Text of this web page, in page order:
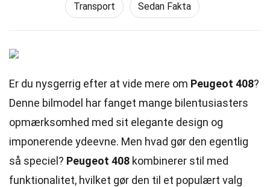
Transport Sedan Fakta
Er du nysgerrig efter at vide mere om Peugeot 408?
Denne bilmodel har fanget mange bilentusiasters
opmærksomhed med sit elegante design og
imponerende ydeevne. Men hvad gør den egentlig
så speciel? Peugeot 408 kombinerer stil med
funktionalitet, hvilket gør den til et populært valg